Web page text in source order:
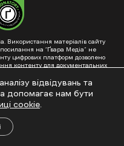
Використання матеріалів сайту
на “Ґвара Медіа” не
цифрових платформ дозволено
контенту для документальних
медіа – R40-01353. Поштова
Гоголя, 14, абонентська скринька
відвідувань та
допомагає нам бути
cookie